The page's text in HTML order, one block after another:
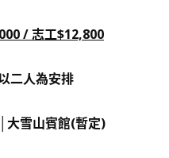
/ 志工$12,800
二人為安排
雪山賓館(暫定)